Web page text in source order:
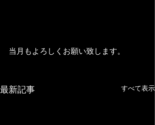
当月もよろしくお願い致します。
最新記事 すべて表示